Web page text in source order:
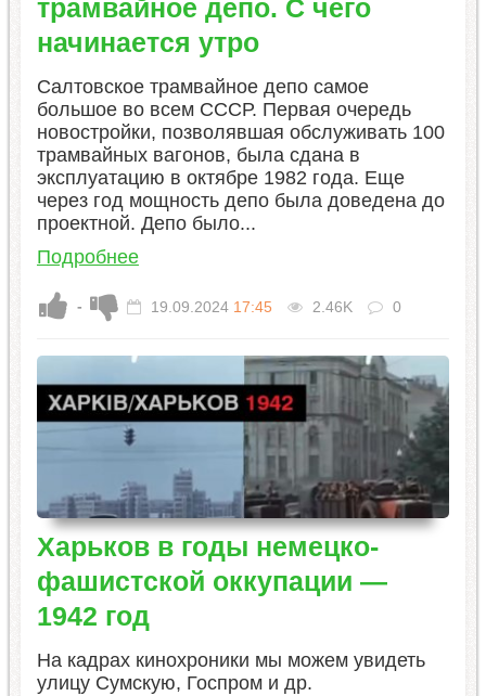
трамвайное депо. С чего
начинается утро
Салтовское трамвайное депо самое
большое во всем СССР. Первая очередь
новостройки, позволявшая обслуживать 100
трамвайных вагонов, была сдана в
эксплуатацию в октябре 1982 года. Еще
через год мощность депо была доведена до
проектной. Депо было...
Подробнее
- 19.09.2024 17:45 2.46K 0
Харьков в годы немецко-
фашистской оккупации —
1942 год
На кадрах кинохроники мы можем увидеть
улицу Сумскую, Госпром и др.